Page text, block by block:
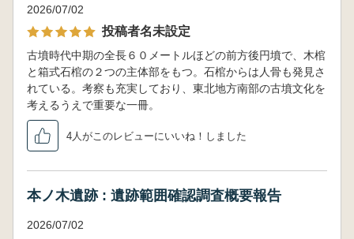
2026/07/02
投稿者名未設定
古墳時代中期の全長６０メートルほどの前方後円墳で、木棺
と箱式石棺の２つの主体部をもつ。石棺からは人骨も発見さ
れている。考察も充実しており、東北地方南部の古墳文化を
考えるうえで重要な一冊。
4人がこのレビューにいいね！しました
本ノ木遺跡 : 遺跡範囲確認調査概要報告
2026/07/02